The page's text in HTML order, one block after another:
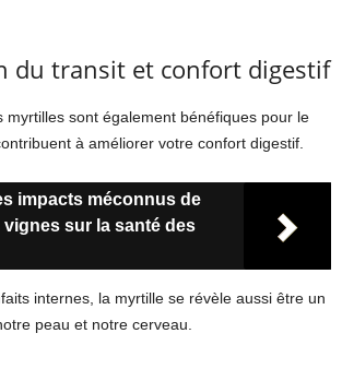
du transit et confort digestif
myrtilles sont également bénéfiques pour le
à améliorer votre confort digestif.
impacts méconnus de
sur la santé des
internes, la myrtille se révèle aussi être un
peau et notre cerveau.